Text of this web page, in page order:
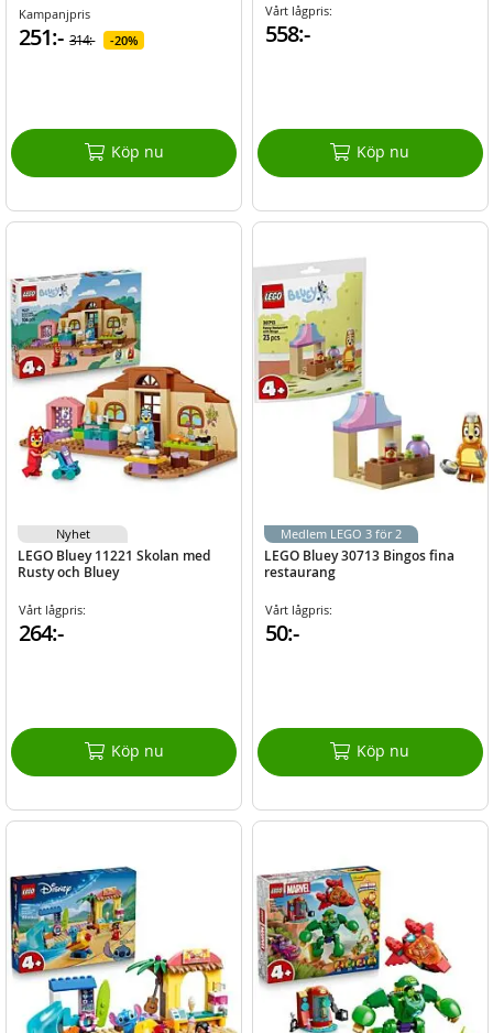
Kampanjpris
251:- 314:- 20%
Köp nu
Vårt lågpris:
558:-
Köp nu
LEGO Bluey 11221 Skolan med
Rusty och Bluey
Vårt lågpris:
264:-
Köp nu
Nyhet
LEGO Bluey 30713 Bingos fina
restaurang
Vårt lågpris:
50:-
Köp nu
Medlem LEGO 3 för 2